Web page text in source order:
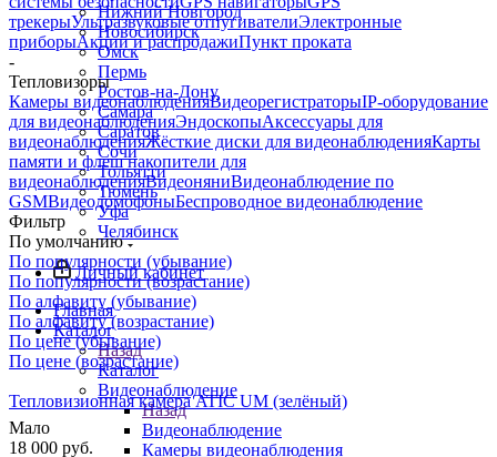
Нижний Новгород
Новосибирск
Омск
Пермь
Ростов-на-Дону
Самара
Саратов
Сочи
Тольятти
Тюмень
Уфа
Челябинск
Личный кабинет
Главная
Каталог
Назад
Каталог
Видеонаблюдение
Назад
Видеонаблюдение
Камеры видеонаблюдения
трекерыУльтразвуковые отпугивателиЭлектронные
приборыАкции и распродажиПункт проката
-
Тепловизоры
Камеры видеонаблюденияВидеорегистраторыIP-оборудование
для видеонаблюденияЭндоскопыАксессуары для
видеонаблюденияЖёсткие диски для видеонаблюденияКарты
памяти и флеш накопители для
видеонаблюденияВидеоняниВидеонаблюдение по
GSMВидеодомофоныБеспроводное видеонаблюдение
Фильтр
По умолчанию
По популярности (убывание)
По популярности (возрастание)
По алфавиту (убывание)
По алфавиту (возрастание)
По цене (убывание)
По цене (возрастание)
Тепловизионная камера ATIC UM (зелёный)
Мало
18 000 руб.